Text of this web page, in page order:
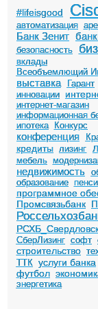
#lifeisgood
автоматизация
Банк Зенит
безопасность
вклады
Всеобъемлющий
выставка Гарант
инновации
интернет-магазин
информационная
ипотека
Конкурс
конференция
кредиты лизинг
мебель
недвижимость
образование
программное
Промсвязьбанк
СберЛизинг софт
строительство
ТТК услуги банка
футбол
энергетика